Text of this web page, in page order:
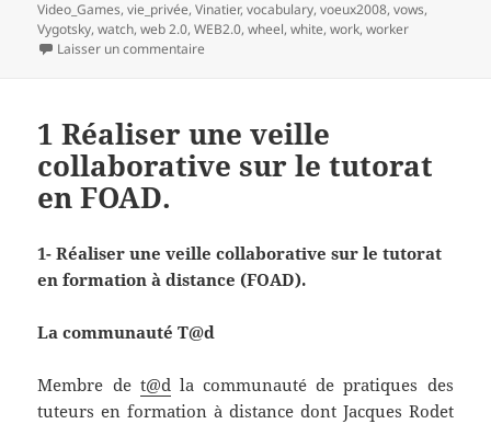
Video_Games,vie_privée,Vinatier,vocabulary,voeux2008,vows,
Vygotsky,watch,web 2.0,WEB2.0,wheel,white,work,worker
Laisser un commentaire
1 Réaliser une veille
collaborative sur le tutorat
en FOAD.
1- Réaliser une veille collaborative sur le tutorat
en formation à distance (FOAD).
La communauté T@d
Membre de t@dla communauté de pratiques des
tuteurs en formation à distance dont Jacques Rodet